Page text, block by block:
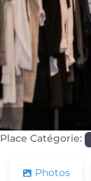
Place Catégorie:
Photos